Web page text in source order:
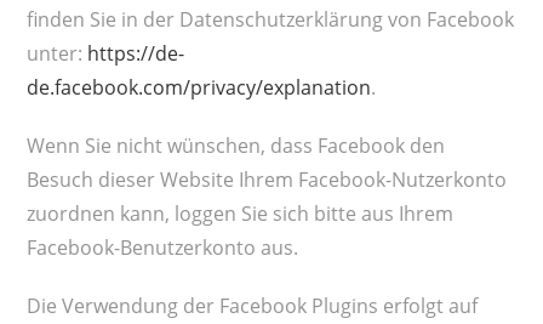
finden Sie in der Datenschutzerklärung von Facebook
unter: https://de-
de.facebook.com/privacy/explanation.
Wenn Sie nicht wünschen, dass Facebook den
Besuch dieser Website Ihrem Facebook-Nutzerkonto
zuordnen kann, loggen Sie sich bitte aus Ihrem
Facebook-Benutzerkonto aus.
Die Verwendung der Facebook Plugins erfolgt auf